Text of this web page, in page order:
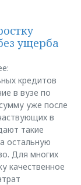
ущерба
кредитов
в вузе по
уже после
в
такие
остальную
Для многих
качественное